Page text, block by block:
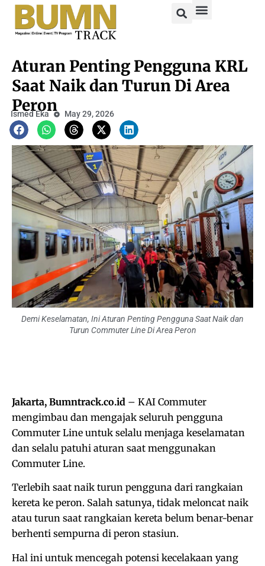
Aturan Penting Pengguna KRL
Saat Naik dan Turun Di Area
Peron
Ismed Eka May 29, 2026
Demi Keselamatan, Ini Aturan Penting Pengguna Saat Naik dan
Turun Commuter Line Di Area Peron
Jakarta, Bumntrack.co.id – KAI Commuter
mengimbau dan mengajak seluruh pengguna
Commuter Line untuk selalu menjaga keselamatan
dan selalu patuhi aturan saat menggunakan
Commuter Line.
Terlebih saat naik turun pengguna dari rangkaian
kereta ke peron. Salah satunya, tidak meloncat naik
atau turun saat rangkaian kereta belum benar-benar
berhenti sempurna di peron stasiun.
Hal ini untuk mencegah potensi kecelakaan yang